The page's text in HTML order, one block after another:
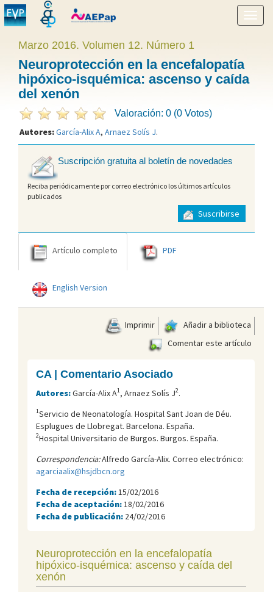
menú
Marzo 2016. Volumen 12. Número 1
Neuroprotección en la encefalopatía
hipóxico-isquémica: ascenso y caída
del xenón
Valoración: 0 (0 Votos)
Autores:García-Alix A, Arnaez Solís J.
Suscripción gratuita al boletín de novedades
Reciba periódicamente por correo electrónico los últimos artículos
publicados
Suscribirse
Artículo completo PDF
English Version
Imprimir
Añadir a biblioteca
Comentar este artículo
CA | Comentario Asociado
Autores:García-Alix A1, Arnaez Solís J2.
1Servicio de Neonatología. Hospital Sant Joan de Déu.
Esplugues de Llobregat. Barcelona. España.
2Hospital Universitario de Burgos. Burgos. España.
Correspondencia:Alfredo García-Alix. Correo electrónico:
agarciaalix@hsjdbcn.org
Fecha de recepción: 15/02/2016
Fecha de aceptación: 18/02/2016
Fecha de publicación: 24/02/2016
Neuroprotección en la encefalopatía
hipóxico-isquémica: ascenso y caída del
xenón